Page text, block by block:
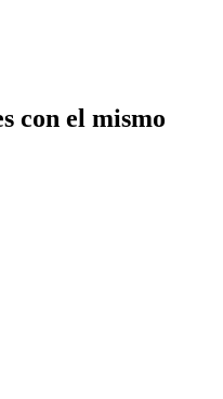
con el mismo